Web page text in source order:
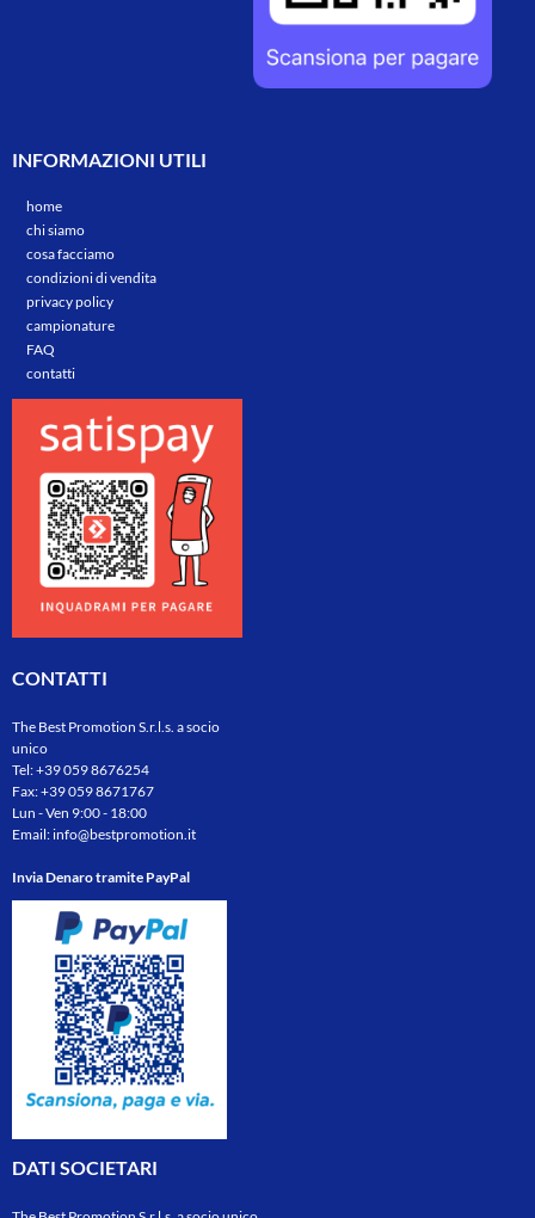
INFORMAZIONI UTILI
home
chi siamo
cosa facciamo
condizioni di vendita
privacy policy
campionature
FAQ
contatti
CONTATTI
The Best Promotion S.r.l.s. a socio
unico
Tel:+39 059 8676254
Fax: +39 059 8671767
Lun - Ven 9:00 - 18:00
Email:info@bestpromotion.it
Invia Denaro tramite PayPal
DATI SOCIETARI